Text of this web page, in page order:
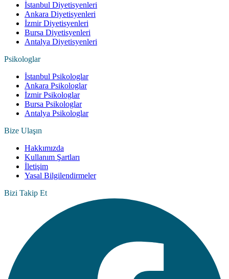
İstanbul Diyetisyenleri
Ankara Diyetisyenleri
İzmir Diyetisyenleri
Bursa Diyetisyenleri
Antalya Diyetisyenleri
Psikologlar
İstanbul Psikologlar
Ankara Psikologlar
İzmir Psikologlar
Bursa Psikologlar
Antalya Psikologlar
Bize Ulaşın
Hakkımızda
Kullanım Şartları
İletişim
Yasal Bilgilendirmeler
Bizi Takip Et